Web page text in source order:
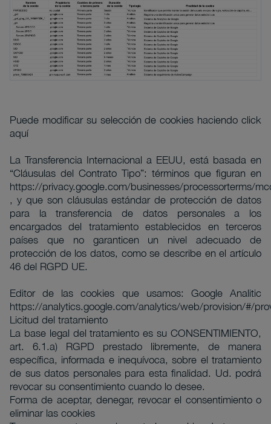
Puede modificar su selección de cookies haciendo click
aquí
La Transferencia Internacional a EEUU, está basada en
“Cláusulas del Contrato Tipo”: términos que figuran en
https://privacy.google.com/businesses/processorterms/
, y que son cláusulas estándar de protección de datos
para la transferencia de datos personales a los
encargados del tratamiento establecidos en terceros
países que no garanticen un nivel adecuado de
protección de los datos, como se describe en el artículo
46 del RGPD UE.
Editor de las cookies que usamos: Google Analitic
https://analytics.google.com/analytics/web/provision/#/
Licitud del tratamiento
La base legal del tratamiento es su CONSENTIMIENTO,
art. 6.1.a) RGPD prestado libremente, de manera
específica, informada e inequívoca, sobre el tratamiento
de sus datos personales para esta finalidad. Ud. podrá
revocar su consentimiento cuando lo desee.
Forma de aceptar, denegar, revocar el consentimiento o
eliminar las cookies